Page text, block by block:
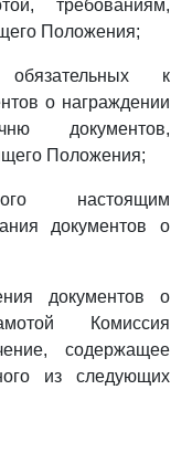
требованиям,
Положения;
обязательных к
о награждении
документов,
Положения;
настоящим
документов о
документов о
Комиссия
содержащее
из следующих